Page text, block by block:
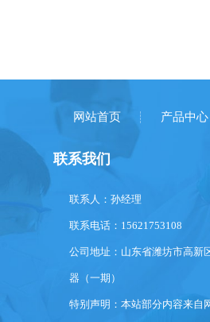
网站首页 产品中心
联系我们
联系人：孙经理
联系电话：15621753108
公司地址：山东省潍坊市高新
器（一期）
特别声明：本站部分内容来自